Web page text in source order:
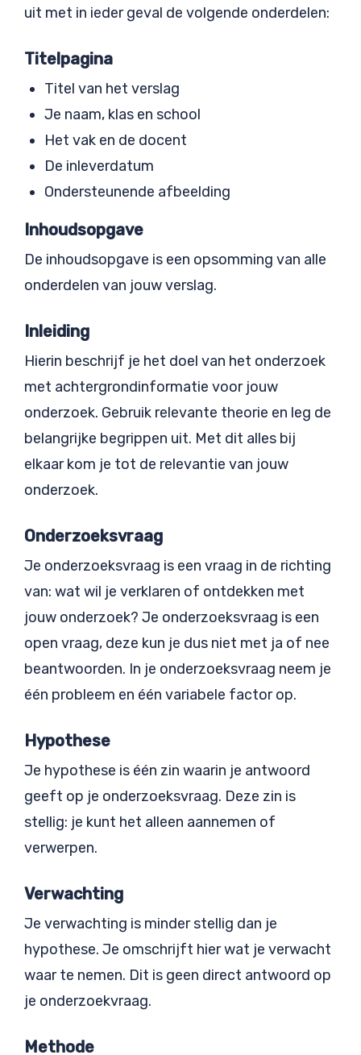
uit met in ieder geval de volgende onderdelen:
Titelpagina
Titel van het verslag
Je naam, klas en school
Het vak en de docent
De inleverdatum
Ondersteunende afbeelding
Inhoudsopgave
De inhoudsopgave is een opsomming van alle
onderdelen van jouw verslag.
Inleiding
Hierin beschrijf je het doel van het onderzoek
met achtergrondinformatie voor jouw
onderzoek. Gebruik relevante theorie en leg de
belangrijke begrippen uit. Met dit alles bij
elkaar kom je tot de relevantie van jouw
onderzoek.
Onderzoeksvraag
Je onderzoeksvraag is een vraag in de richting
van: wat wil je verklaren of ontdekken met
jouw onderzoek? Je onderzoeksvraag is een
open vraag, deze kun je dus niet met ja of nee
beantwoorden. In je onderzoeksvraag neem je
één probleem en één variabele factor op.
Hypothese
Je hypothese is één zin waarin je antwoord
geeft op je onderzoeksvraag. Deze zin is
stellig: je kunt het alleen aannemen of
verwerpen.
Verwachting
Je verwachting is minder stellig dan je
hypothese. Je omschrijft hier wat je verwacht
waar te nemen. Dit is geen direct antwoord op
je onderzoekvraag.
Methode